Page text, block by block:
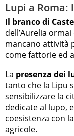
Lupi a
Il branco di
dell’Aurelia
mancano attività
come fattorie ed
La presenza dei
tanto che la Lipu
sensibilizzare la
dedicate al lupo,
coesistenza con
agricole.